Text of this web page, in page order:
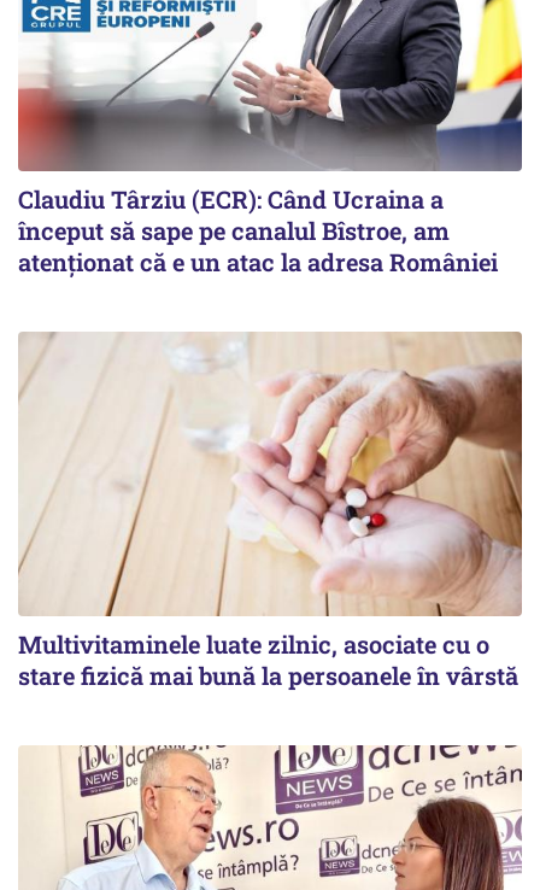
Claudiu Târziu (ECR): Când Ucraina a
început să sape pe canalul Bîstroe, am
atenționat că e un atac la adresa României
Multivitaminele luate zilnic, asociate cu o
stare fizică mai bună la persoanele în vârstă